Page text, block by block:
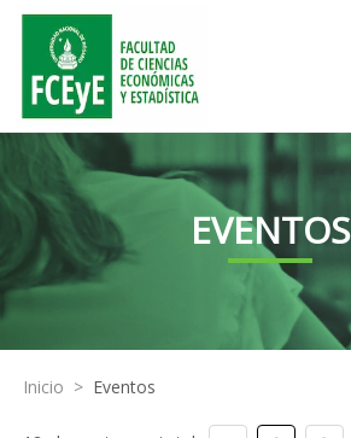
EVENTOS
Inicio > Eventos